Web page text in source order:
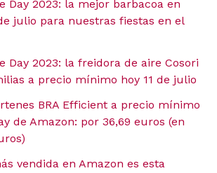
Day 2023: la mejor barbacoa en
julio para nuestras fiestas en el
Day 2023: la freidora de aire Cosori
a precio mínimo hoy 11 de julio
BRA Efficient a precio mínimo
de Amazon: por 36,69 euros (en
vendida en Amazon es esta